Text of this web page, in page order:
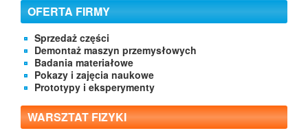
Kontakt
OFERTA FIRMY
Sprzedaż części
Demontaż maszyn przemysłowych
Badania materiałowe
Pokazy i zajęcia naukowe
Prototypy i eksperymenty
WARSZTAT FIZYKI